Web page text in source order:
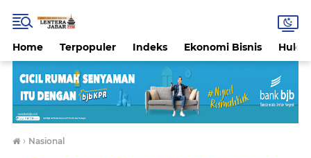
Home Terpopuler Indeks Ekonomi Bisnis
› Nasional